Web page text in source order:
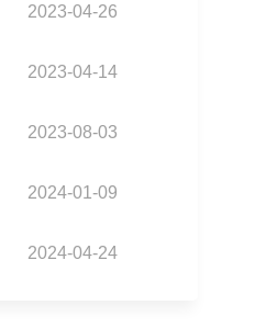
2023-04-26
2023-04-14
2023-08-03
2024-01-09
2024-04-24